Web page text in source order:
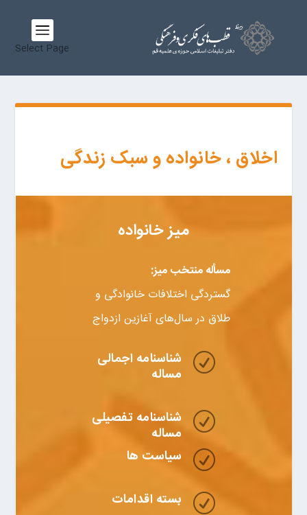
Select Page
اخلاق ، خانواده و سبک زندگی
میز خانواده
مسأله منتخب میز:
گستردگی اختلافات خانوادگی و
طلاق در سال‌های آغازین ازدواج
R شناسنامه اجمالی
مساله
R شناسنامه تفصیلی
مساله
R سیاست ها
R بسته اقدامات